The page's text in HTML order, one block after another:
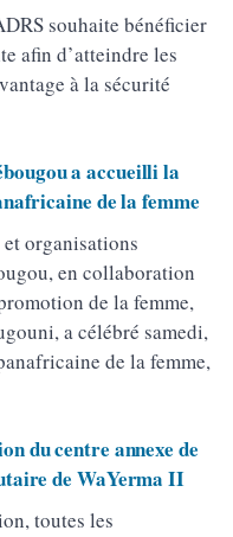
souhaite bénéficier
afin d’atteindre les
à la sécurité
a accueilli la
de la femme
organisations
en collaboration
de la femme,
a célébré samedi,
de la femme,
du centre annexe de
de WaYerma II
toutes les